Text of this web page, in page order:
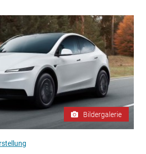
Bildergalerie